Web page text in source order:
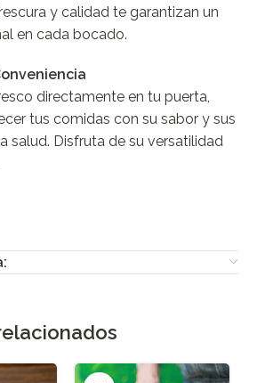
y calidad te garantizan un
en cada bocado.
directamente en tu puerta,
tus comidas con su sabor y sus
salud. Disfruta de su versatilidad